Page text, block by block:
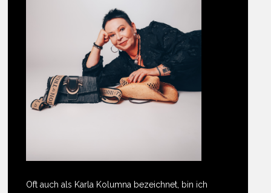
Oft auch als Karla Kolumna bezeichnet, bin ich